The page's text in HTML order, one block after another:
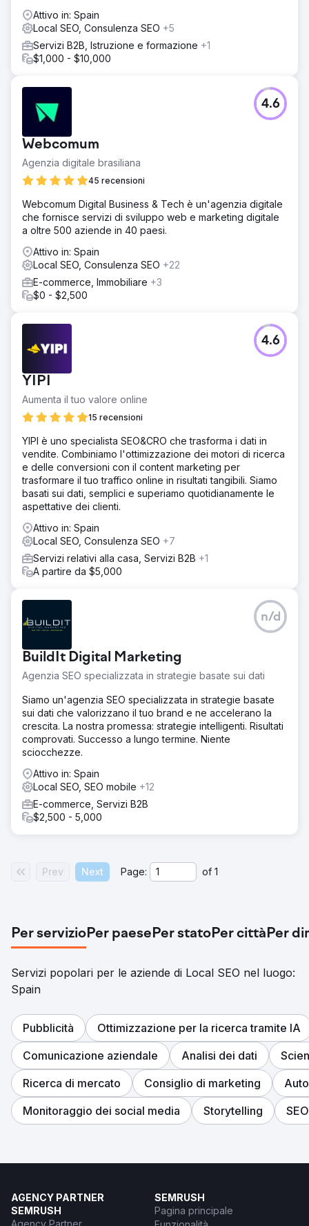
cliente per nome. Quindi non solo il sito web, ma anche il
nome del cliente è stato riconosciuto da Google. 4 –
Diverse immagini di lavori precedenti del sito del cliente
sono state scansionate da Google.
Attivo in: Spain
Local SEO, Consulenza SEO +5
Servizi B2B, Istruzione e formazione +1
$1,000 - $10,000
Webcomum
Agenzia digitale brasiliana
45 recensioni
4.6
Webcomum Digital Business & Tech è un'agenzia digitale
che fornisce servizi di sviluppo web e marketing digitale
a oltre 500 aziende in 40 paesi.
Attivo in: Spain
Local SEO, Consulenza SEO +22
E-commerce, Immobiliare +3
$0 - $2,500
YIPI
Aumenta il tuo valore online
15 recensioni
4.6
YIPI è uno specialista SEO&CRO che trasforma i dati in
vendite. Combiniamo l'ottimizzazione dei motori di ricerca
e delle conversioni con il content marketing per
trasformare il tuo traffico online in risultati tangibili. Siamo
basati sui dati, semplici e superiamo quotidianamente le
aspettative dei clienti.
Attivo in: Spain
Local SEO, Consulenza SEO +7
Servizi relativi alla casa, Servizi B2B +1
A partire da $5,000
BuildIt Digital Marketing
Agenzia SEO specializzata in strategie basate sui dati
n/d
Siamo un'agenzia SEO specializzata in strategie basate
sui dati che valorizzano il tuo brand e ne accelerano la
crescita. La nostra promessa: strategie intelligenti. Risultati
comprovati. Successo a lungo termine. Niente
sciocchezze.
Attivo in: Spain
Local SEO, SEO mobile +12
E-commerce, Servizi B2B
$2,500 - 5,000
Prev Next Page: of 1
Per servizioPer paesePer statoPer cittàPer
Servizi popolari per le aziende di Local SEO nel luogo:
Spain
Pubblicità
Ottimizzazione per la ricerca tramite IA
Comunicazione aziendale
Analisi dei dati
Ricerca di mercato
Consiglio di marketing
Monitoraggio dei social media
Storytelling
AGENCY PARTNER
SEMRUSH
Agency Partner
SEMRUSH
Pagina principale